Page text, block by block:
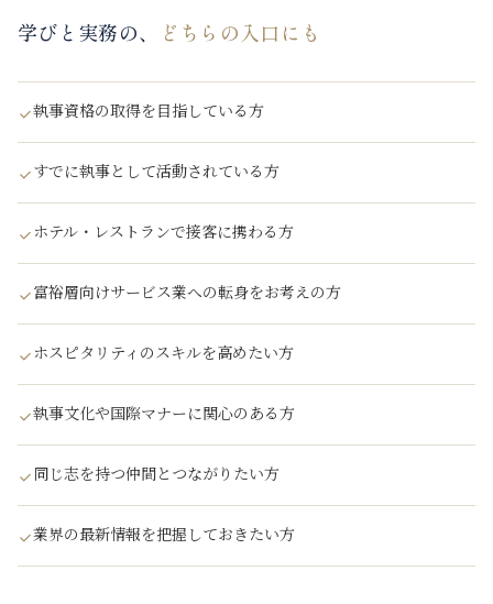
学びと実務の、 どちらの入口にも
執事資格の取得を目指している方
すでに執事として活動されている方
ホテル・レストランで接客に携わる方
富裕層向けサービス業への転身をお考えの方
ホスピタリティのスキルを高めたい方
執事文化や国際マナーに関心のある方
同じ志を持つ仲間とつながりたい方
業界の最新情報を把握しておきたい方